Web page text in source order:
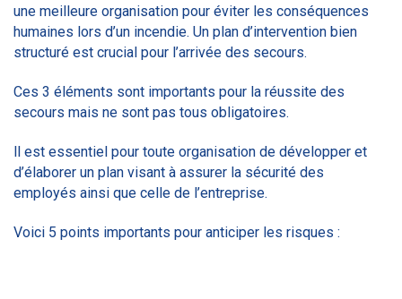
une meilleure organisation pour éviter les conséquences
humaines lors d’un incendie. Un plan d’intervention bien
structuré est crucial pour l’arrivée des secours.
Ces 3 éléments sont importants pour la réussite des
secours mais ne sont pas tous obligatoires.
ll est essentiel pour toute organisation de développer et
d’élaborer un plan visant à assurer la sécurité des
employés ainsi que celle de l’entreprise.
Voici 5 points importants pour anticiper les risques :